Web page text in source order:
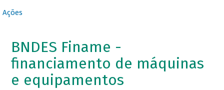
Ações
BNDES Finame -
financiamento de máquinas
e equipamentos